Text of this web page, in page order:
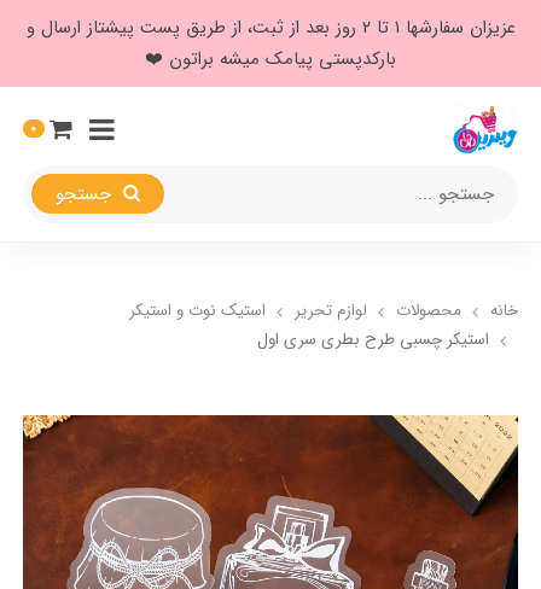
عزیزان سفارشها ۱ تا ۲ روز بعد از ثبت، از طریق پست پیشتاز ارسال و
بارکدپستی پیامک میشه براتون ❤️
0
خانه محصولات لوازم تحریر
استیک نوت و استیکر
استیکر چسبی طرح بطری سری اول